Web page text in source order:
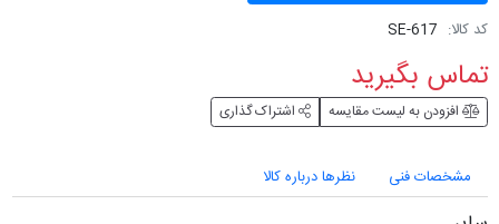
SE-617
به لیست مقایسه اشتراک گذاری
فنی نظرها درباره کالا